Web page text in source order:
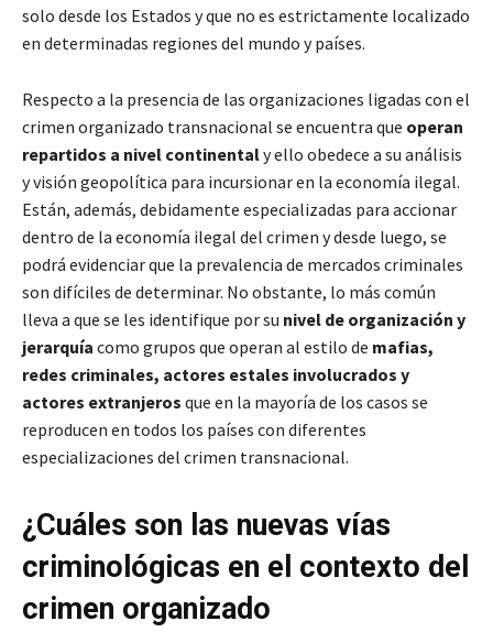
solo desde los Estados y que no es estrictamente localizado
en determinadas regiones del mundo y países.
Respecto a la presencia de las organizaciones ligadas con el
crimen organizado transnacional se encuentra que operan
repartidos a nivel continentaly ello obedece a su análisis
y visión geopolítica para incursionar en la economía ilegal.
Están, además, debidamente especializadas para accionar
dentro de la economía ilegal del crimen y desde luego, se
podrá evidenciar que la prevalencia de mercados criminales
son difíciles de determinar. No obstante, lo más común
lleva a que se les identifique por su nivel de organización y
jerarquía como grupos que operan al estilo de mafias,
redes criminales, actores estales involucrados y
actores extranjeros que en la mayoría de los casos se
reproducen en todos los países con diferentes
especializaciones del crimen transnacional.
¿Cuáles son las nuevas vías
criminológicas en el contexto del
crimen organizado